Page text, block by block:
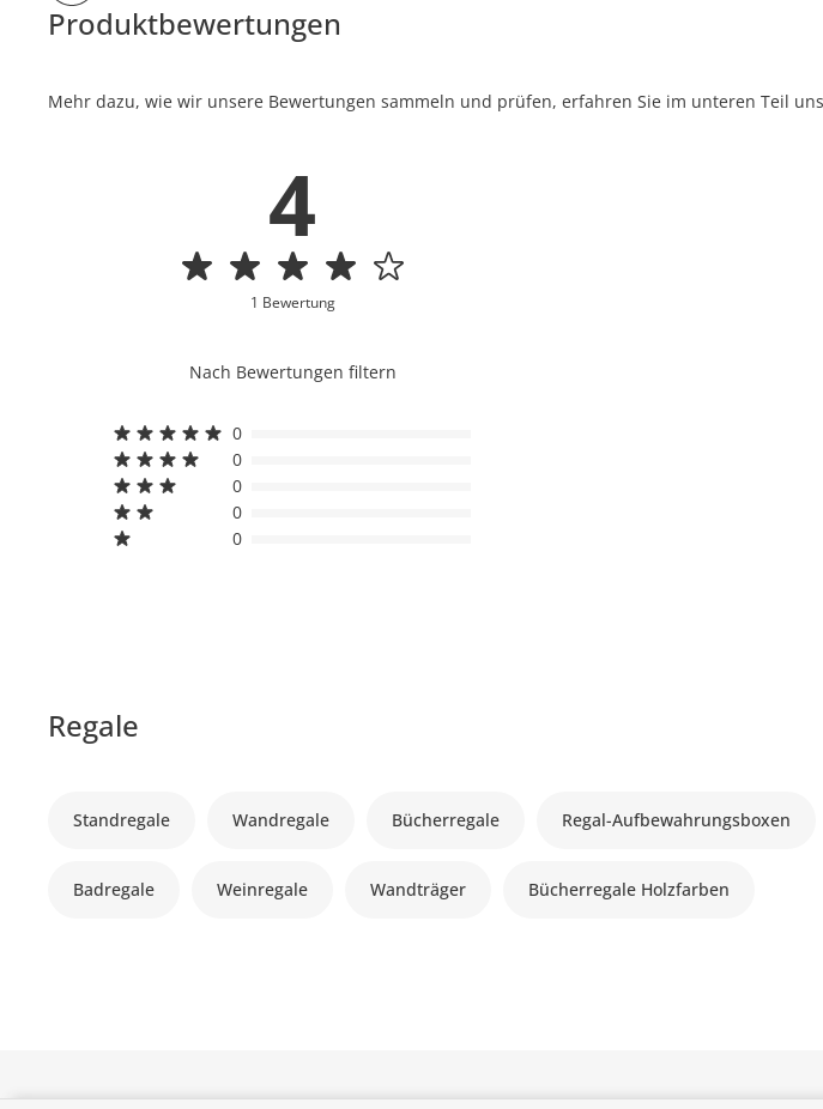
Produktbewertungen
Mehr dazu, wie wir unsere Bewertungen sammeln und prüfen, erfahren Sie im unteren Teil
4
1 Bewertung
Nach Bewertungen filtern
0
0
0
0
0
Regale
Standregale Wandregale Bücherregale Regal-Aufbewahrungsboxen
Badregale Weinregale Wandträger Bücherregale Holzfarben